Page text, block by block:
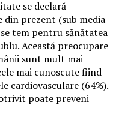
se declară
prezent (sub media
tem pentru sănătatea
Această preocupare
sunt mult mai
mai cunoscute fiind
cardiovasculare (64%).
poate preveni